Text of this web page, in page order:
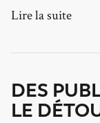
Lire la suite
DES
LE